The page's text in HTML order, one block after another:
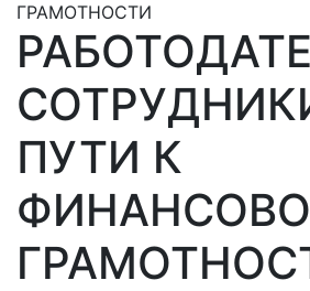
ГРАМОТНОСТИ
ПУТИ К